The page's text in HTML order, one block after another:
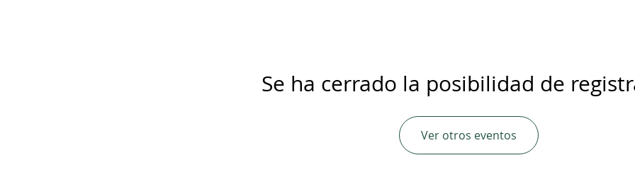
Se ha cerrado la posibilidad de
Ver otros eventos